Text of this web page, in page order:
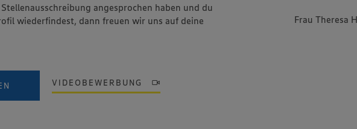
angesprochen haben und du
wiederfindest, dann freuen wir uns auf deine
VIDEOBEWERBUNG
Frau Theresa